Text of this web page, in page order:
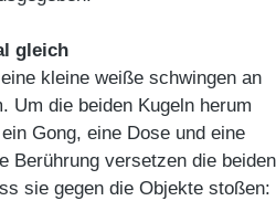
gleich
kleine weiße schwingen an
Um die beiden Kugeln herum
Gong, eine Dose und eine
Berührung versetzen die beiden
sie gegen die Objekte stoßen: